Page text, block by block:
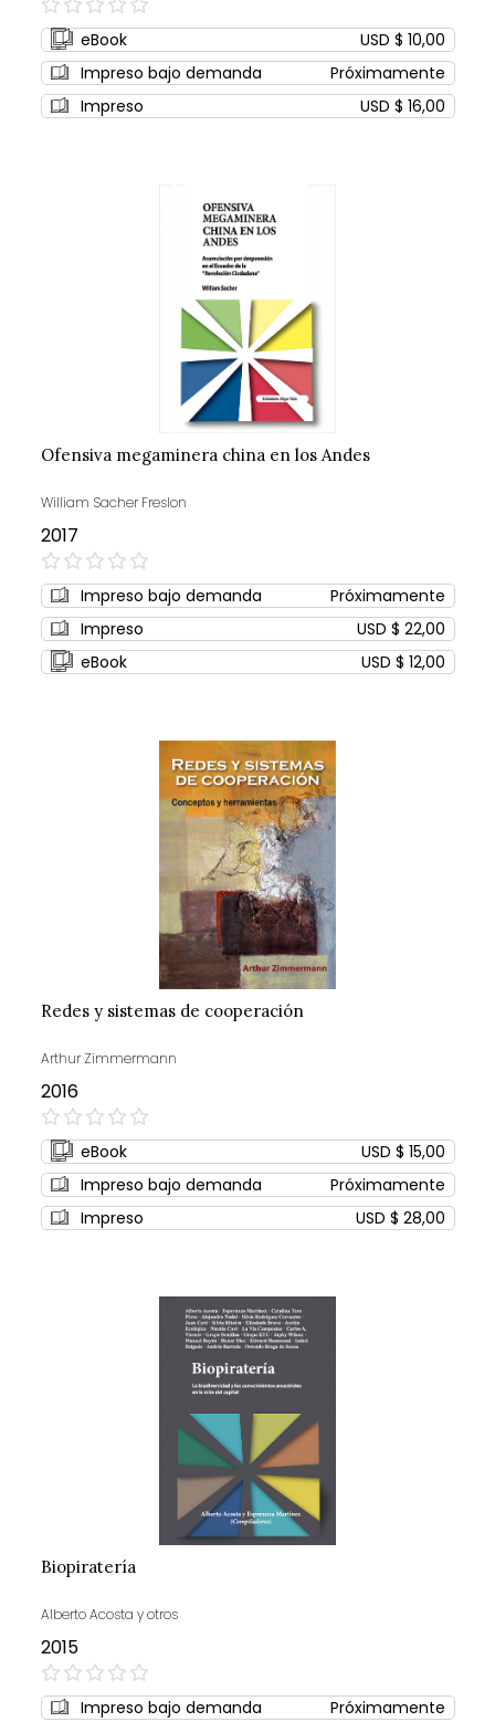
0%
eBook
USD $ 10,00
Impreso bajo demanda
Próximamente
Impreso
USD $ 16,00
Ofensiva megaminera china en los Andes
William Sacher Freslon
2017
0%
Impreso bajo demanda
Próximamente
Impreso
USD $ 22,00
eBook
USD $ 12,00
Redes y sistemas de cooperación
Arthur Zimmermann
2016
0%
eBook
USD $ 15,00
Impreso bajo demanda
Próximamente
Impreso
USD $ 28,00
Biopiratería
Alberto Acosta y otros
2015
0%
Impreso bajo demanda Próximamente